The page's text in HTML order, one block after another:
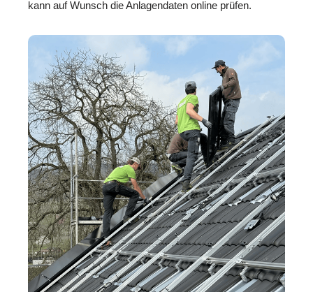
kann auf Wunsch die Anlagendaten online prüfen.